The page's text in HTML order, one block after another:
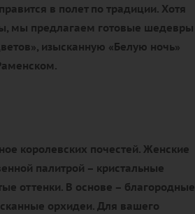
в полет по традиции. Хотя
мы предлагаем готовые шедевры
изысканную «Белую ночь»
королевских почестей. Женские
палитрой – кристальные
оттенки. В основе – благородные
орхидеи. Для вашего